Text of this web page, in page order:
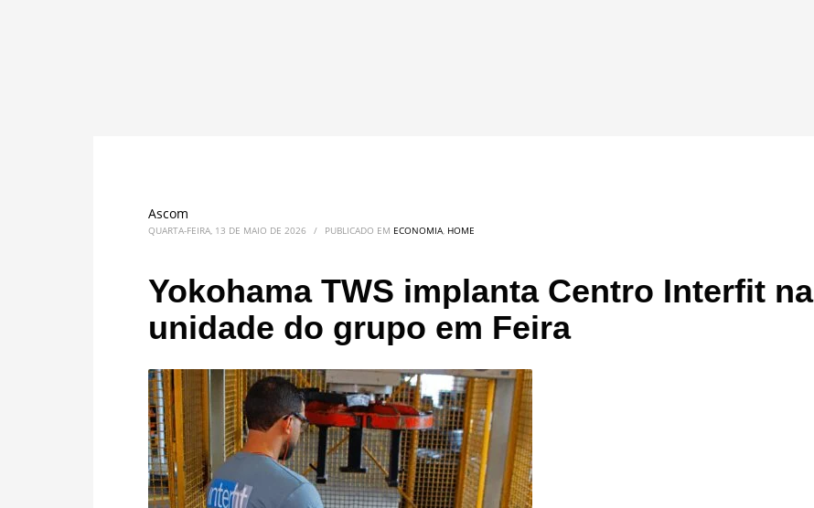
Ascom
QUARTA-FEIRA, 13 DE MAIO DE 2026 / PUBLICADO EM ECONOMIA, HOME
Yokohama TWS implanta Centro Interfit na
unidade do grupo em Feira